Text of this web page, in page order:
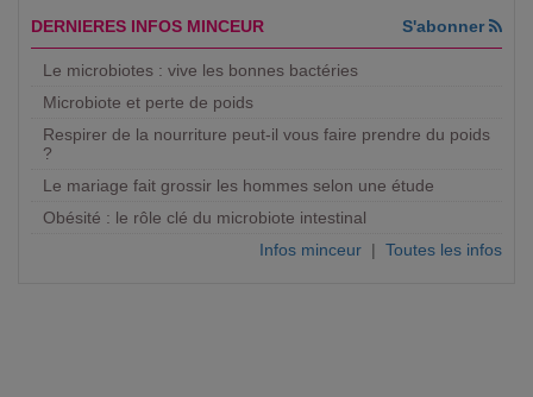
DERNIERES INFOS MINCEUR S'abonner
Le microbiotes : vive les bonnes bactéries
Microbiote et perte de poids
Respirer de la nourriture peut-il vous faire prendre du poids
?
Le mariage fait grossir les hommes selon une étude
Obésité : le rôle clé du microbiote intestinal
Infos minceur | Toutes les infos